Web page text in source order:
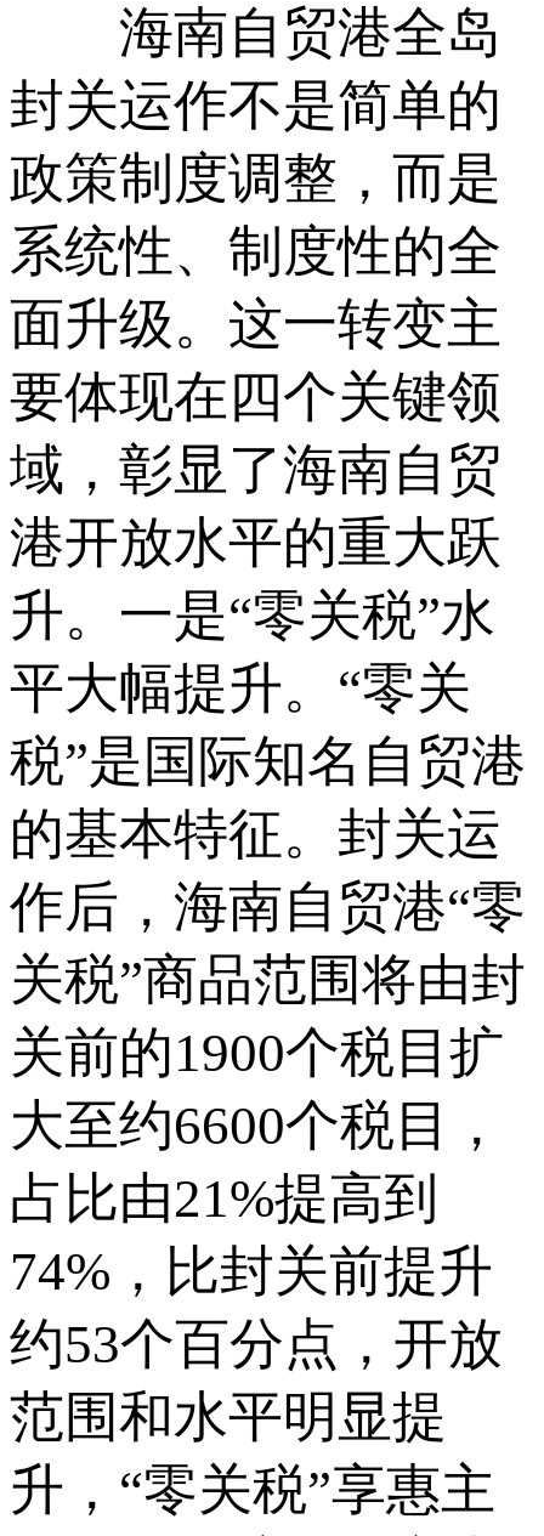
海南自贸港全岛
封关运作不是简单的
政策制度调整，而是
系统性、制度性的全
面升级。这一转变主
要体现在四个关键领
域，彰显了海南自贸
港开放水平的重大跃
升。一是“零关税”水
平大幅提升。“零关
税”是国际知名自贸港
的基本特征。封关运
作后，海南自贸港“零
关税”商品范围将由封
关前的1900个税目扩
大至约6600个税目，
占比由21%提高到
74%，比封关前提升
约53个百分点，开放
范围和水平明显提
升，“零关税”享惠主